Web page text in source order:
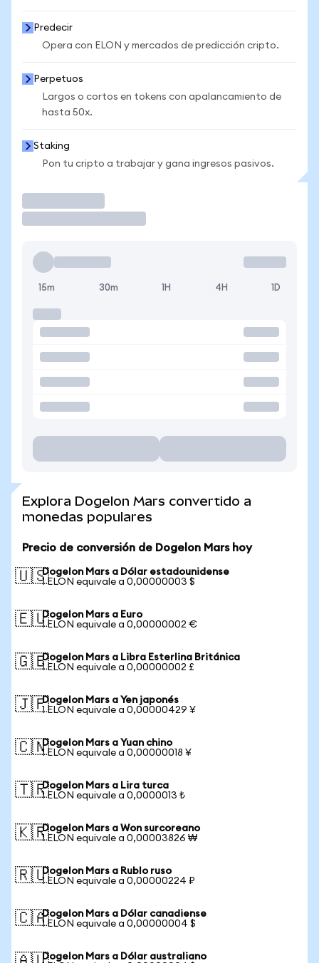
Predecir
Opera con ELON y mercados de predicción cripto.
Perpetuos
Largos o cortos en tokens con apalancamiento de
hasta 50x.
Staking
Pon tu cripto a trabajar y gana ingresos pasivos.
15m 30m 1H 4H 1D
Explora Dogelon Mars convertido a
monedas populares
Precio de conversión de Dogelon Mars hoy
🇺🇸Dogelon Mars a Dólar estadounidense
1 ELON equivale a 0,00000003 $
🇪🇺Dogelon Mars a Euro
1 ELON equivale a 0,00000002 €
🇬🇧Dogelon Mars a Libra Esterlina Británica
1 ELON equivale a 0,00000002 £
🇯🇵Dogelon Mars a Yen japonés
1 ELON equivale a 0,00000429 ¥
🇨🇳Dogelon Mars a Yuan chino
1 ELON equivale a 0,00000018 ¥
🇹🇷Dogelon Mars a Lira turca
1 ELON equivale a 0,0000013 ₺
🇰🇷Dogelon Mars a Won surcoreano
1 ELON equivale a 0,00003826 ₩
🇷🇺Dogelon Mars a Rublo ruso
1 ELON equivale a 0,00000224 ₽
🇨🇦Dogelon Mars a Dólar canadiense
1 ELON equivale a 0,00000004 $
Dogelon Mars a Dólar australiano